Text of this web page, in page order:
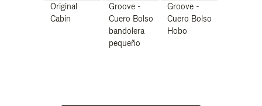
Original
Cabin
Groove -
Cuero Bolso
bandolera
pequeño
Groove -
Cuero Bolso
Hobo